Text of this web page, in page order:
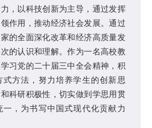
，以科技创新为主导，通过发挥
作用，推动经济社会发展。通过
的全面深化改革和经济高质量发
的认识和理解。作为一名高校教
习党的二十届三中全会精神，积
式方法，努力培养学生的创新思
科研积极性，切实做到学思用贯
一，为书写中国式现代化贡献力